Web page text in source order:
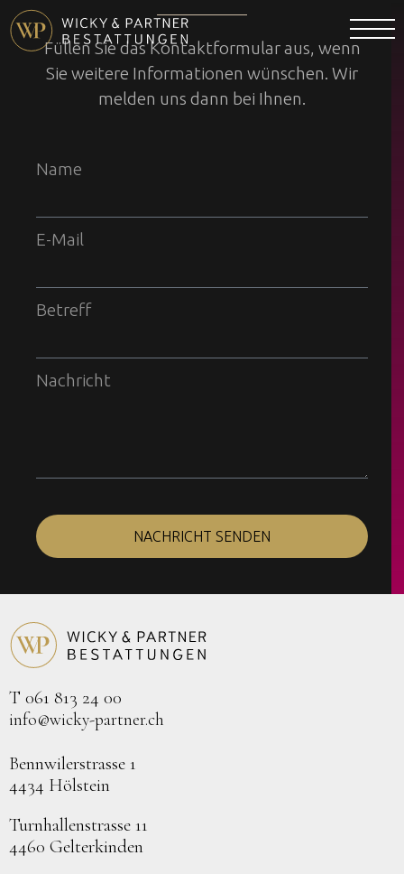
Füllen Sie das Kontaktformular aus, wenn
Sie weitere Informationen wünschen. Wir
melden uns dann bei Ihnen.
Name
E-Mail
Betreff
Nachricht
NACHRICHT SENDEN
T 061 813 24 00
info@wicky-partner.ch
Bennwilerstrasse 1
4434 Hölstein
Turnhallenstrasse 11
4460 Gelterkinden